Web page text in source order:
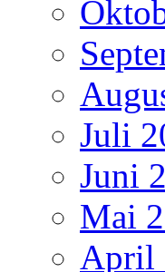
Juli
Juni
Mai
April